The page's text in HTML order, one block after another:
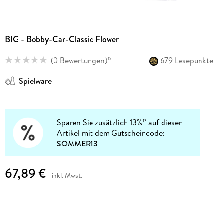
BIG - Bobby-Car-Classic Flower
(0 Bewertungen)15
679 Lesepunkte
Spielware
Sparen Sie zusätzlich 13%12 auf diesen
Artikel mit dem Gutscheincode:
SOMMER13
67,89 € inkl. Mwst.